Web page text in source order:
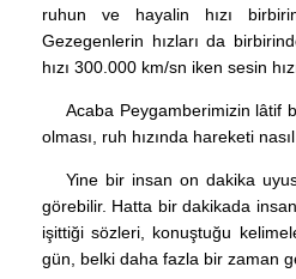
ruhun ve hayalin hızı
Gezegenlerin hızları da
hızı 300.000 km/sn iken sesin
Acaba Peygamberimizin lâtif
olması, ruh hızında hareketi
Yine bir insan on dakika
görebilir. Hatta bir dakikada
işittiği sözleri, konuştuğu
gün, belki daha fazla bir zaman